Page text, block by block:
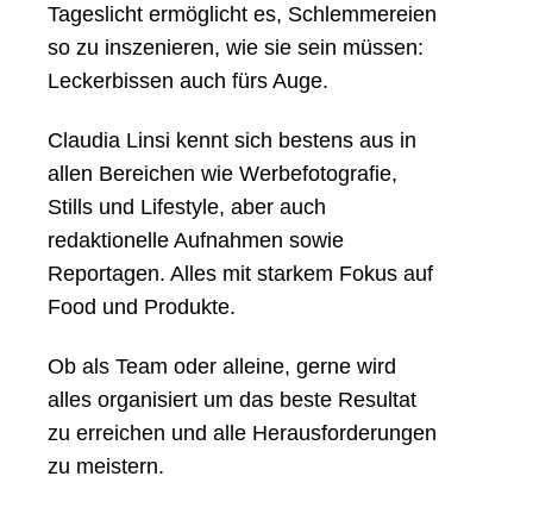
Tageslicht ermöglicht es, Schlemmereien
so zu inszenieren, wie sie sein müssen:
Leckerbissen auch fürs Auge.
Claudia Linsi kennt sich bestens aus in
allen Bereichen wie Werbefotografie,
Stills und Lifestyle, aber auch
redaktionelle Aufnahmen sowie
Reportagen. Alles mit starkem Fokus auf
Food und Produkte.
Ob als Team oder alleine, gerne wird
alles organisiert um das beste Resultat
zu erreichen und alle Herausforderungen
zu meistern.